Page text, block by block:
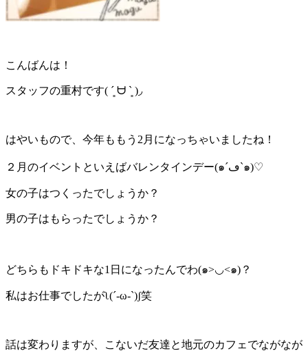
こんばんは！
スタッフの重村です( ´͈ ᗨ `͈ )◞
はやいもので、今年ももう2月になっちゃいましたね！
２月のイベントといえばバレンタインデー(๑´ڡ`๑)♡
女の子はつくったでしょうか？
男の子はもらったでしょうか？
どちらもドキドキな1日になったんでわ(๑>◡<๑)？
私はお仕事でしたがʅ(´-ω-`)ʃ笑
話は変わりますが、こないだ友達と地元のカフェでながなが